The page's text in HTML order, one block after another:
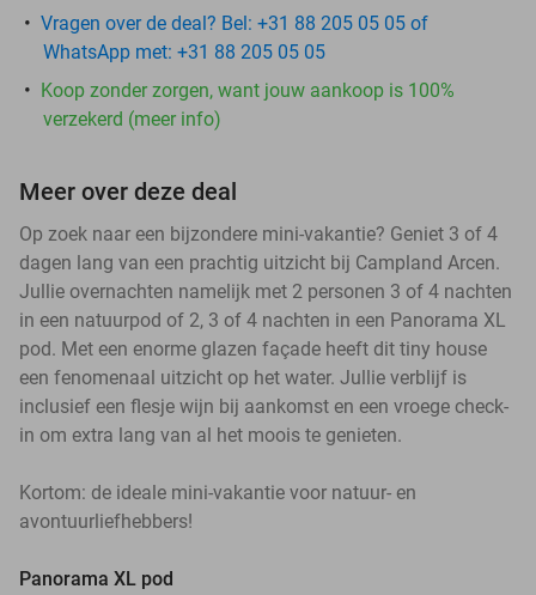
Vragen over de deal? Bel: +31 88 205 05 05 of
WhatsApp met: +31 88 205 05 05
Koop zonder zorgen, want jouw aankoop is 100%
verzekerd (meer info)
Meer over deze deal
Op zoek naar een bijzondere mini-vakantie? Geniet 3 of 4
dagen lang van een prachtig uitzicht bij Campland Arcen.
Jullie overnachten namelijk met 2 personen 3 of 4 nachten
in een natuurpod of 2, 3 of 4 nachten in een Panorama XL
pod. Met een enorme glazen façade heeft dit tiny house
een fenomenaal uitzicht op het water. Jullie verblijf is
inclusief een flesje wijn bij aankomst en een vroege check-
in om extra lang van al het moois te genieten.
Kortom: de ideale mini-vakantie voor natuur- en
avontuurliefhebbers!
Panorama XL pod